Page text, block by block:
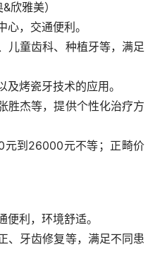
欣雅美）
，交通便利。
儿童齿科、种植牙等，满足
烤瓷牙技术的应用。
胜杰等，提供个性化治疗方
元到26000元不等；正畸价
利，环境舒适。
、牙齿修复等，满足不同患